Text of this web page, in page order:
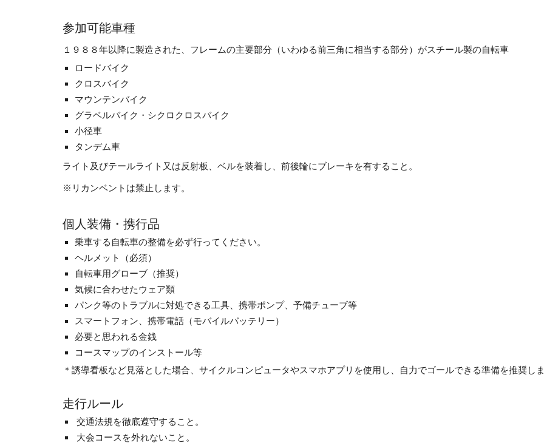
参加可能車種
１９８８年以降に製造された、フレームの主要部分（いわゆる前三角に相当する部分）がスチール製の自転車
ロードバイク
クロスバイク
マウンテンバイク
グラベルバイク・シクロクロスバイク
小径車
タンデム車
ライト及びテールライト又は反射板、ベルを装着し、前後輪にブレーキを有すること。
※リカンベントは禁止します。
個人装備・携行品
乗車する自転車の整備を必ず行ってください。
ヘルメット（必須）
自転車用グローブ（推奨）
気候に合わせたウェア類
パンク等のトラブルに対処できる工具、携帯ポンプ、予備チューブ等
スマートフォン、携帯電話（モバイルバッテリー）
必要と思われる金銭
コースマップのインストール等
＊誘導看板など見落とした場合、サイクルコンピュータやスマホアプリを使用し、自力でゴールできる準備を推奨しま
走行ルール
交通法規を徹底遵守すること。
大会コースを外れないこと。